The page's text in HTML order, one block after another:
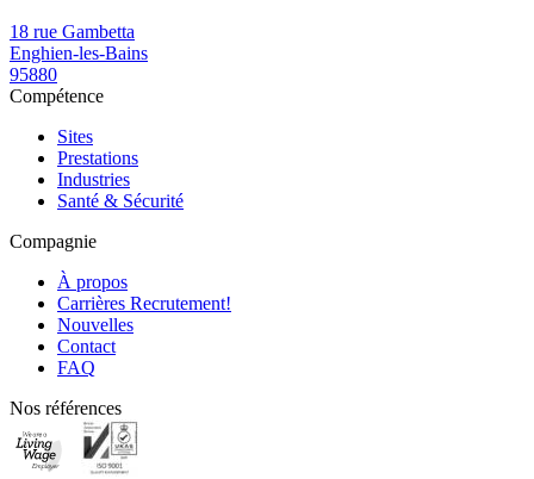
18 rue Gambetta
Enghien-les-Bains
95880
Compétence
Sites
Prestations
Industries
Santé & Sécurité
Compagnie
À propos
Carrières Recrutement!
Nouvelles
Contact
FAQ
Nos références